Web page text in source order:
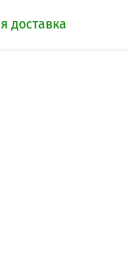
доставка